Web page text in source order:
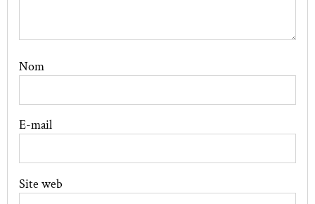
Nom
E-mail
Site web